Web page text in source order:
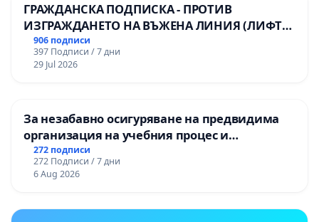
ГРАЖДАНСКА ПОДПИСКА - ПРОТИВ
ИЗГРАЖДАНЕТО НА ВЪЖЕНА ЛИНИЯ (ЛИФТ)
НА ТЕРИТОРИЯТА НА ПРИРОДНА
ЗАБЕЛЕЖИТЕЛНОСТ „ХЪЛМ НА
ОСВОБОДИТЕЛИТЕ“ (БУНАРДЖИК)
906 подписи
397 Подписи / 7 дни
29 Jul 2026
За незабавно осигуряване на предвидима
организация на учебния процес и
гарантиране на правото на равнопоставено
и качествено образование на учениците от
ОУ „Княз Александър I“ и Хуманитарна
272 подписи
272 Подписи / 7 дни
6 Aug 2026